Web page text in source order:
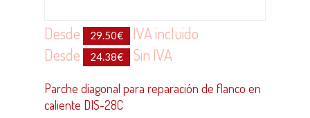
Desde 29.50€
IVA incluido
Desde
24.38€ Sin IVA
Parche diagonal para reparación de flanco en
caliente DIS-28C